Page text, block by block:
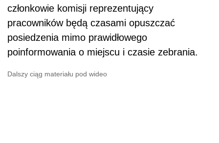
członkowie komisji reprezentujący
pracowników będą czasami opuszczać
posiedzenia mimo prawidłowego
poinformowania o miejscu i czasie zebrania.
Dalszy ciąg materiału pod wideo